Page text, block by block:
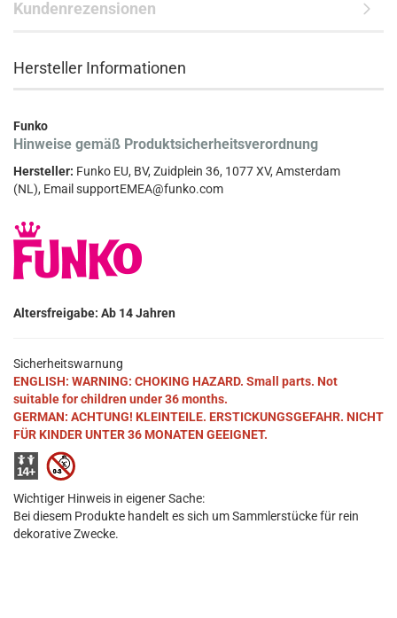
Kundenrezensionen
Hersteller Informationen
Funko
Hinweise gemäß Produktsicherheitsverordnung
Hersteller: Funko EU, BV, Zuidplein 36, 1077 XV, Amsterdam
(NL), Email supportEMEA@funko.com
Altersfreigabe: Ab 14 Jahren
Sicherheitswarnung
ENGLISH: WARNING: CHOKING HAZARD. Small parts. Not
suitable for children under 36 months.
GERMAN: ACHTUNG! KLEINTEILE. ERSTICKUNGSGEFAHR. NICHT
FÜR KINDER UNTER 36 MONATEN GEEIGNET.
Wichtiger Hinweis in eigener Sache:
Bei diesem Produkte handelt es sich um Sammlerstücke für rein
dekorative Zwecke.